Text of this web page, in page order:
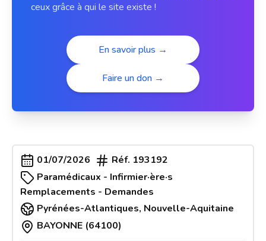
ceux grâce à qui le site existe !
En savoir plus →
Faire un don →
01/07/2026 Réf. 193192
Paramédicaux - Infirmier·ère·s
Remplacements - Demandes
Pyrénées-Atlantiques, Nouvelle-Aquitaine
BAYONNE (64100)